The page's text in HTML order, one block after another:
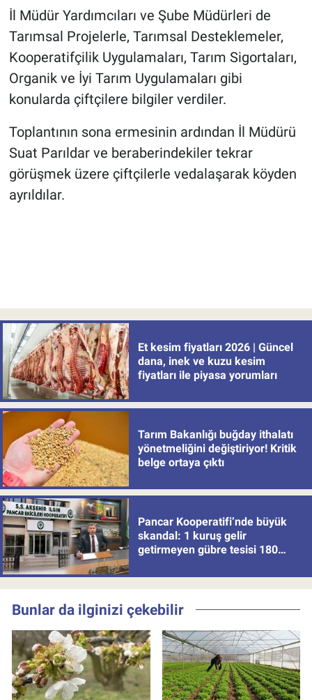
İl Müdür Yardımcıları ve Şube Müdürleri de
Tarımsal Projelerle, Tarımsal Desteklemeler,
Kooperatifçilik Uygulamaları, Tarım Sigortaları,
Organik ve İyi Tarım Uygulamaları gibi
konularda çiftçilere bilgiler verdiler.
Toplantının sona ermesinin ardından İl Müdürü
Suat Parıldar ve beraberindekiler tekrar
görüşmek üzere çiftçilerle vedalaşarak köyden
ayrıldılar.
Et kesim fiyatları 2026 | Güncel
dana, inek ve kuzu kesim
fiyatları ile piyasa yorumları
Tarım Bakanlığı buğday ithalatı
yönetmeliğini değiştiriyor! Kritik
belge ortaya çıktı
Pancar Kooperatifi’nde büyük
skandal: 1 kuruş gelir
getirmeyen gübre tesisi 180
Bunlar da ilginizi çekebilir